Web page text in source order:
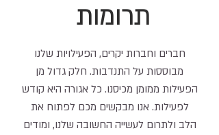
תרומות
חברים וחברות יקרים, הפעילויות שלנו
מבוססות על התנדבות. חלק גדול מן
הפעילות ממומן מכיסנו. כל אגורה היא קודש
לפעילות. אנו מבקשים מכם לפתוח את
הלב ולתרום לעשייה החשובה שלנו, ומודים